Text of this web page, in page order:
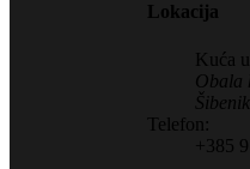
Lokacija
Kuća
Obala
Šibenik
Telefon:
+385